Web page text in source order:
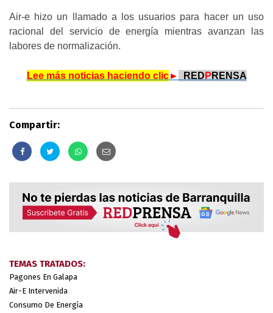
Air-e hizo un llamado a los usuarios para hacer un uso
racional del servicio de energía mientras avanzan las
labores de normalización.
Lee más noticias haciendo clic► RED P RENSA
Compartir:
TEMAS TRATADOS:
Pagones En Galapa
Air-E Intervenida
Consumo De Energía